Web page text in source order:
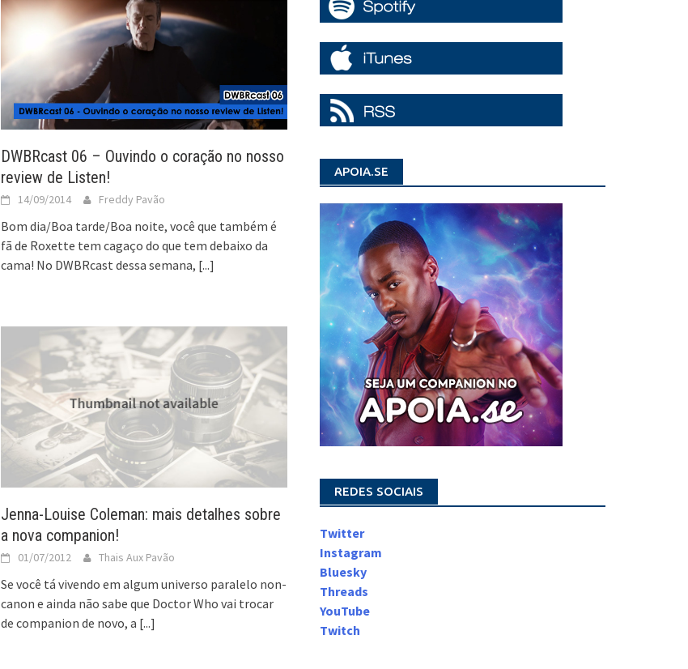
DWBRcast 06 – Ouvindo o coração no nosso
review de Listen!
14/09/2014 Freddy Pavão
Bom dia/Boa tarde/Boa noite, você que também é
fã de Roxette tem cagaço do que tem debaixo da
cama! No DWBRcast dessa semana, [...]
Jenna-Louise Coleman: mais detalhes sobre
a nova companion!
01/07/2012 Thais Aux Pavão
Se você tá vivendo em algum universo paralelo non-
canon e ainda não sabe que Doctor Who vai trocar
de companion de novo, a [...]
APOIA.SE
REDES SOCIAIS
Twitter
Instagram
Bluesky
Threads
YouTube
Twitch